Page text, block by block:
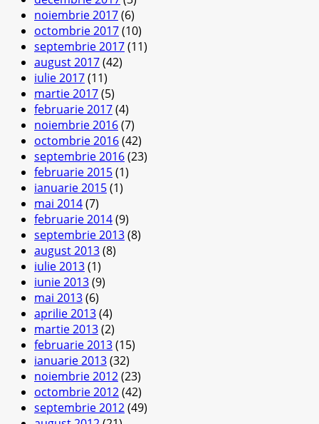
noiembrie 2017(6)
octombrie 2017(10)
septembrie 2017(11)
august 2017(42)
iulie 2017(11)
martie 2017(5)
februarie 2017(4)
noiembrie 2016(7)
octombrie 2016(42)
septembrie 2016(23)
februarie 2015(1)
ianuarie 2015(1)
mai 2014(7)
februarie 2014(9)
septembrie 2013(8)
august 2013(8)
iulie 2013(1)
iunie 2013(9)
mai 2013(6)
aprilie 2013(4)
martie 2013(2)
februarie 2013(15)
ianuarie 2013(32)
noiembrie 2012(23)
octombrie 2012(42)
septembrie 2012(49)